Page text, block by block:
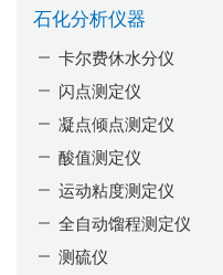
石化分析仪器
卡尔费休水分仪
闪点测定仪
凝点倾点测定仪
酸值测定仪
运动粘度测定仪
全自动馏程测定仪
测硫仪